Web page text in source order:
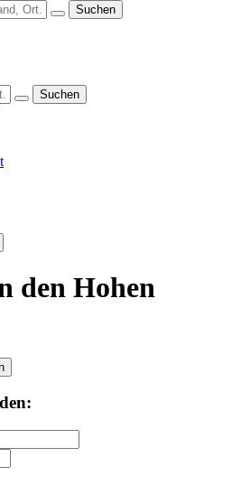
Suchen
Suchen
den Hohen